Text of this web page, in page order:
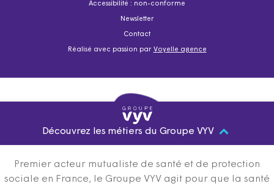
Accessibilité : non-conforme
Newsletter
Contact
Réalisé avec passion par Voyelle agence
Découvrez les métiers du Groupe VYV
Premier acteur mutualiste de santé et de protection
sociale en France, le Groupe VYV agit pour que la santé